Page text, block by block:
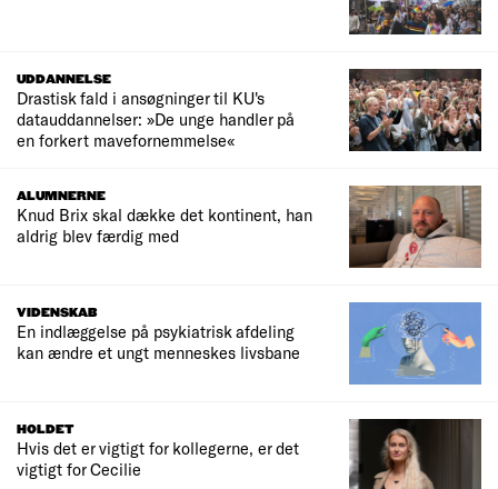
UDDANNELSE
Drastisk fald i ansøgninger til KU's
datauddannelser: »De unge handler på
en forkert mavefornemmelse«
ALUMNERNE
Knud Brix skal dække det kontinent, han
aldrig blev færdig med
VIDENSKAB
En indlæggelse på psykiatrisk afdeling
kan ændre et ungt menneskes livsbane
HOLDET
Hvis det er vigtigt for kollegerne, er det
vigtigt for Cecilie